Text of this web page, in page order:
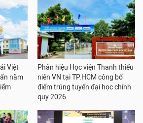
Việt
năm
Phân hiệu Học viện Thanh thiếu
niên VN tại TP.HCM công bố
điểm trúng tuyển đại học chính
quy 2026